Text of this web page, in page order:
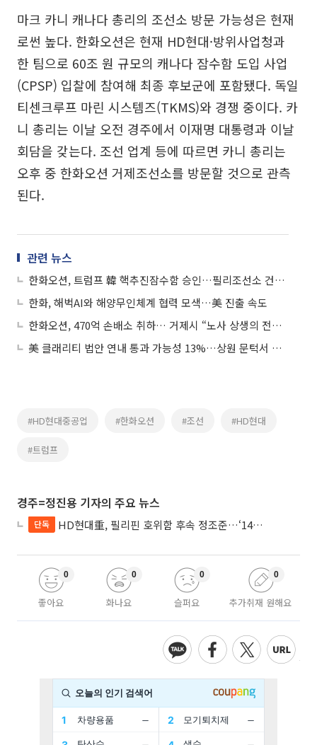
마크 카니 캐나다 총리의 조선소 방문 가능성은 현재
로썬 높다. 한화오션은 현재 HD현대·방위사업청과
한 팀으로 60조 원 규모의 캐나다 잠수함 도입 사업
(CPSP) 입찰에 참여해 최종 후보군에 포함됐다. 독일
티센크루프 마린 시스템즈(TKMS)와 경쟁 중이다. 카
니 총리는 이날 오전 경주에서 이재명 대통령과 이날
회담을 갖는다. 조선 업계 등에 따르면 카니 총리는
오후 중 한화오션 거제조선소를 방문할 것으로 관측
된다.
관련 뉴스
한화오션, 트럼프 韓 핵추진잠수함 승인…필리조선소 건조 추진 소식에 상승세
한화, 해벅AI와 해양무인체계 협력 모색…美 진출 속도
한화오션, 470억 손배소 취하… 거제시 “노사 상생의 전환점”
美 클래리티 법안 연내 통과 가능성 13%…상원 문턱서 제동
#HD현대중공업 #한화오션 #조선 #HD현대
#트럼프
경주=정진용 기자의 주요 뉴스
단독 HD현대重, 필리핀 호위함 후속 정조준…‘14척+α’ 싹쓸이 노린다
좋아요
0
화나요
0
슬퍼요
0
추가취재 원해요
0